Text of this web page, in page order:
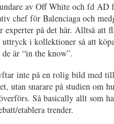
av Off White och fd AD
chef för Balenciaga och
experter på det här. Alltså att
i kollektioner så att
är “in the know”.
inte på en rolig bild med
utan snarare på studien om
Så basically allt som
etablera trender.